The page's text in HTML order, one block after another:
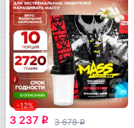
-12%
3 237 q 3 678q